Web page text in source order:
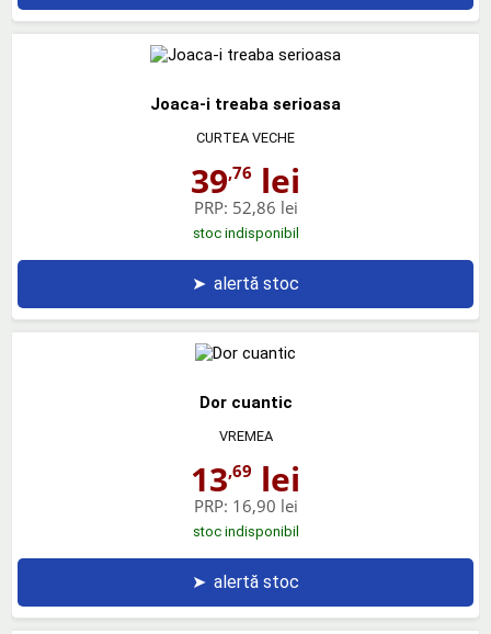
Joaca-i treaba serioasa
CURTEA VECHE
39,76 lei
PRP: 52,86 lei
stoc indisponibil
➤ alertă stoc
Dor cuantic
VREMEA
13,69 lei
PRP: 16,90 lei
stoc indisponibil
➤ alertă stoc